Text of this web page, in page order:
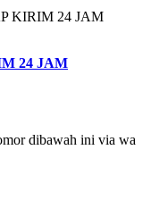
24 JAM
dibawah ini via wa